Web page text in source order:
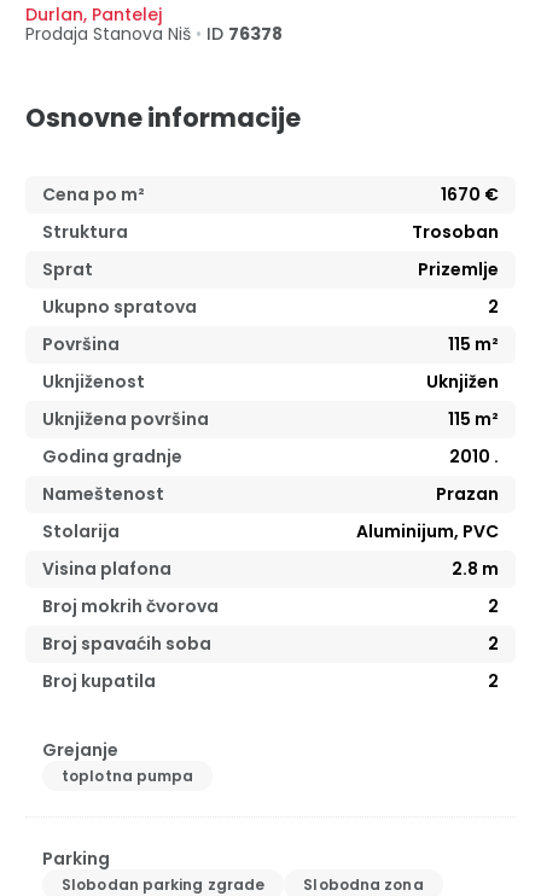
Durlan, Pantelej
Prodaja Stanova Niš • ID 76378
Osnovne informacije
Cena po m² 1670 €
Struktura
Trosoban
Sprat
Prizemlje
Ukupno spratova
2
Površina
115 m²
Uknjiženost
Uknjižen
Uknjižena površina
115 m²
Godina gradnje
2010 .
Nameštenost
Prazan
Stolarija
Aluminijum, PVC
Visina plafona
2.8 m
Broj mokrih čvorova
2
Broj spavaćih soba
2
Broj kupatila
2
Grejanje
toplotna pumpa
Parking
Slobodan parking zgrade Slobodna zona